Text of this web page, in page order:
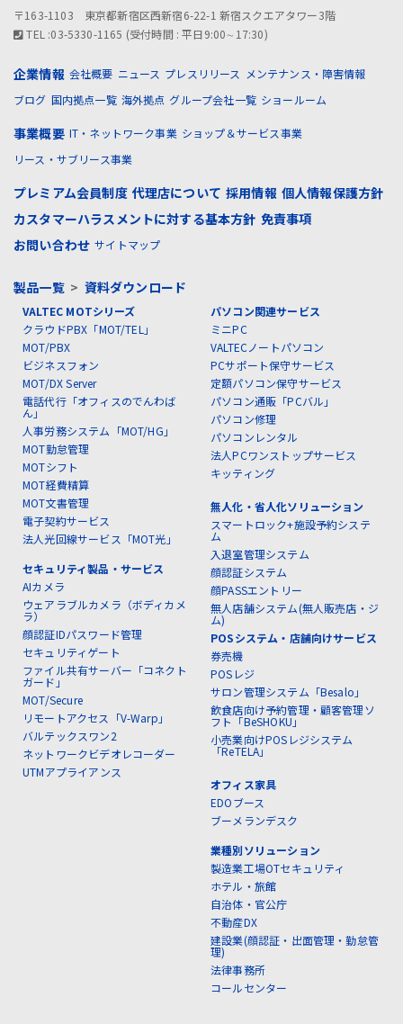
〒163-1103 東京都新宿区西新宿6-22-1 新宿スクエアタワー3階
TEL :03-5330-1165 (受付時間 : 平日9:00∼17:30)
企業情報 会社概要 ニュース プレスリリース
メンテナンス・障害情報
ブログ 国内拠点一覧 海外拠点 グループ会社一覧 ショールーム
事業概要 IT・ネットワーク事業 ショップ＆サービス事業
リース・サブリース事業
プレミアム会員制度 代理店について 採用情報 個人情報保護方針
カスタマーハラスメントに対する基本方針 免責事項
お問い合わせ サイトマップ
製品一覧> 資料ダウンロード
VALTEC MOTシリーズ
クラウドPBX「MOT/TEL」
MOT/PBX
ビジネスフォン
MOT/DX Server
電話代行「オフィスのでんわば
ん」
人事労務システム「MOT/HG」
MOT勤怠管理
MOTシフト
MOT経費精算
MOT文書管理
電子契約サービス
法人光回線サービス「MOT光」
セキュリティ製品・サービス
AIカメラ
ウェアラブルカメラ（ボディカメ
ラ）
顔認証IDパスワード管理
セキュリティゲート
ファイル共有サーバー「コネクト
ガード」
MOT/Secure
リモートアクセス「V-Warp」
バルテックスワン2
ネットワークビデオレコーダー
UTMアプライアンス
パソコン関連サービス
ミニPC
VALTECノートパソコン
PCサポート保守サービス
定額パソコン保守サービス
パソコン通販「PCバル」
パソコン修理
パソコンレンタル
法人PCワンストップサービス
キッティング
無人化・省人化ソリューション
スマートロック+施設予約システ
ム
入退室管理システム
顔認証システム
顔PASSエントリー
無人店舗システム(無人販売店・ジ
ム)
POSシステム・店舗向けサービス
券売機
POSレジ
サロン管理システム「Besalo」
飲食店向け予約管理・顧客管理ソ
フト「BeSHOKU」
小売業向けPOSレジシステム
「ReTELA」
オフィス家具
EDOブース
ブーメランデスク
業種別ソリューション
製造業工場OTセキュリティ
ホテル・旅館
自治体・官公庁
不動産DX
建設業(顔認証・出面管理・勤怠管
理)
法律事務所
コールセンター